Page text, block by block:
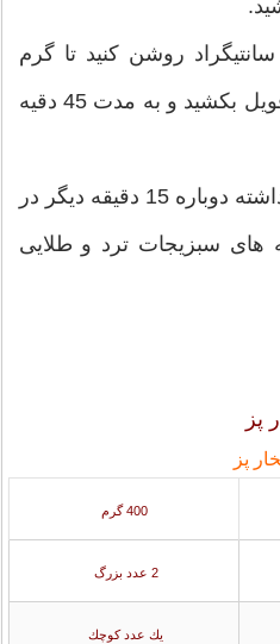
190 درجه سانتیگراد روشن کنید تا گرم
شود سپس روی ظرف را فویل بکشید و به مدت 45 دقیه
• فویل را از روی ظرف برداشته دوباره 15 دقیقه دیگر در
های سبزیجات ترد و طلایی
پز
400 گرم
2 عدد بزرگ
يك عدد كوچك